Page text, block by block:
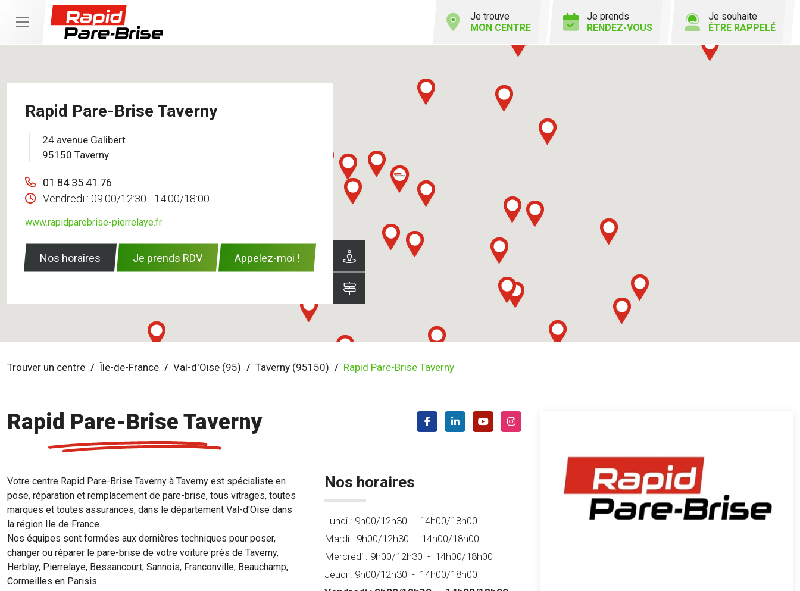
Je trouve
MON CENTRE
Je prends
RENDEZ-VOUS
Je souhaite
ÊTRE RAPPELÉ
Rapid Pare-Brise Taverny
24 avenue Galibert
95150 Taverny
01 84 35 41 76
Vendredi : 09:00/12:30 - 14:00/18:00
www.rapidparebrise-pierrelaye.fr
Nos horaires Je prends RDV Appelez-moi !
Trouver un centre Île-de-France Val-d'Oise (95) Taverny (95150) Rapid Pare-Brise Taverny
Rapid Pare-Brise Taverny
Votre centre Rapid Pare-Brise Taverny à Taverny est spécialiste en
pose, réparation et remplacement de pare-brise, tous vitrages, toutes
marques et toutes assurances, dans le département Val-d'Oise dans
la région Ile de France.
Nos équipes sont formées aux dernières techniques pour poser,
changer ou réparer le pare-brise de votre voiture près de Taverny,
Herblay, Pierrelaye, Bessancourt, Sannois, Franconville, Beauchamp,
Cormeilles en Parisis.
Nos horaires
Lundi : 9h00/12h30 - 14h00/18h00
Mardi : 9h00/12h30 - 14h00/18h00
Mercredi : 9h00/12h30 - 14h00/18h00
Jeudi : 9h00/12h30 - 14h00/18h00